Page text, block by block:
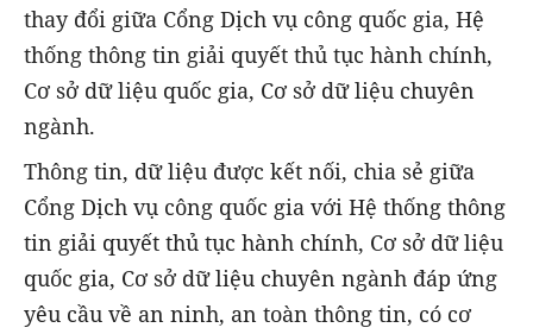
thay đổi giữa Cổng Dịch vụ công quốc gia, Hệ
thống thông tin giải quyết thủ tục hành chính,
Cơ sở dữ liệu quốc gia, Cơ sở dữ liệu chuyên
ngành.
Thông tin, dữ liệu được kết nối, chia sẻ giữa
Cổng Dịch vụ công quốc gia với Hệ thống thông
tin giải quyết thủ tục hành chính, Cơ sở dữ liệu
quốc gia, Cơ sở dữ liệu chuyên ngành đáp ứng
yêu cầu về an ninh, an toàn thông tin, có cơ